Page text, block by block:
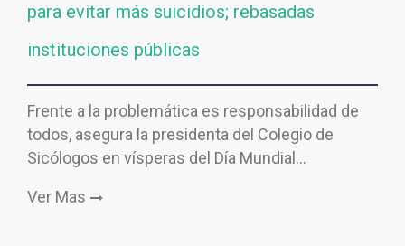
para evitar más suicidios; rebasadas
instituciones públicas
Frente a la problemática es responsabilidad de
todos, asegura la presidenta del Colegio de
Sicólogos en vísperas del Día Mundial…
Ver Mas